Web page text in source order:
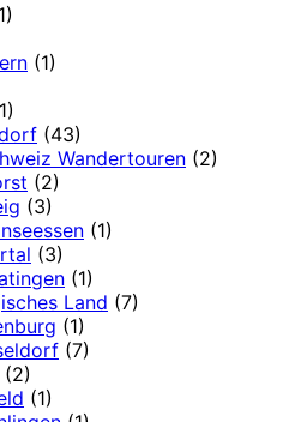
(1)
(43)
Wandertouren (2)
(2)
(3)
(1)
(3)
(1)
Land (7)
(1)
(7)
(2)
(1)